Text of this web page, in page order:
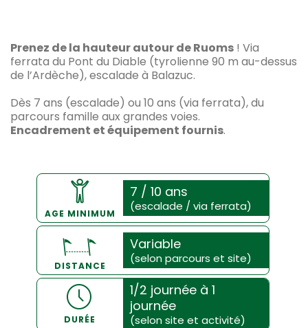
Prenez de la hauteur autour de Ruoms! Via
ferrata du Pont du Diable (tyrolienne 90 m au-dessus
de l’Ardèche), escalade à Balazuc.
Dès 7 ans (escalade) ou 10 ans (via ferrata), du
parcours famille aux grandes voies.
Encadrement et équipement fournis.
AGE MINIMUM
7 / 10 ans
(escalade / via ferrata)
DISTANCE
Variable
(selon parcours et site)
DURÉE
1/2 journée à 1
journée
(selon site et activité)